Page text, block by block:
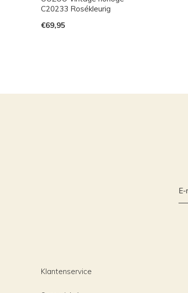
C20233 Rosékleurig
€69,95
Klantenservice